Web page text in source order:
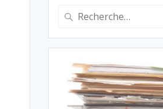
Recherche
: